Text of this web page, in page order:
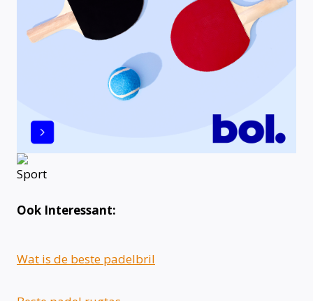
Ook Interessant:
Wat is de beste padelbril